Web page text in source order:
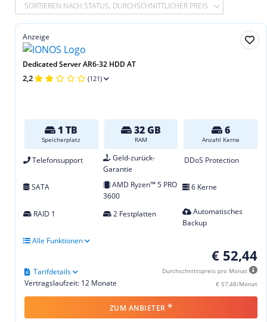
SORTIEREN NACH STATUS, DURCHSCHNITTLICHER PREIS
Anzeige
Dedicated Server AR6-32 HDD AT
2,2 (121)
1 TB
Speicherplatz
32 GB
RAM
6
Anzahl Kerne
Telefonsupport
Geld-zurück-
Garantie
DDoS Protection
SATA
AMD Ryzen™ 5 PRO
3600
6 Kerne
RAID 1 2 Festplatten
Automatisches
Backup
Alle Funktionen
€ 52,44
Durchschnittspreis pro Monat
€ 57,48/Monat
Vertragslaufzeit: 12 Monate
Tarifdetails
ZUM ANBIETER *